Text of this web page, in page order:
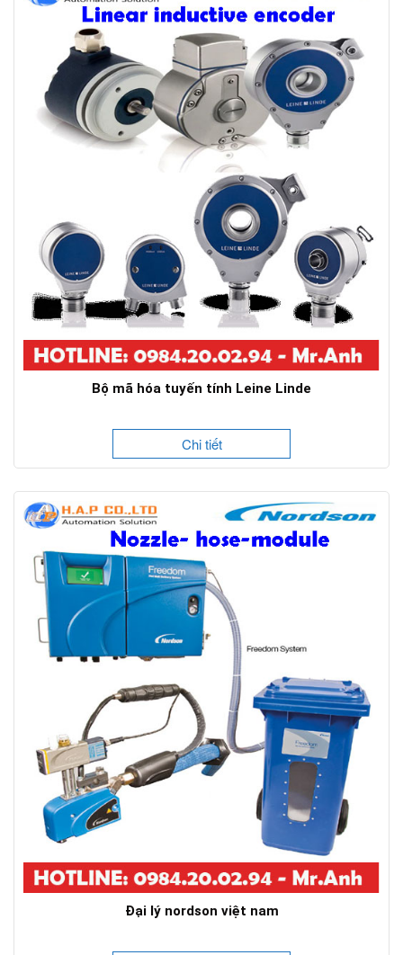
Bộ mã hóa tuyến tính Leine Linde
Chi tiết
Đại lý nordson việt nam